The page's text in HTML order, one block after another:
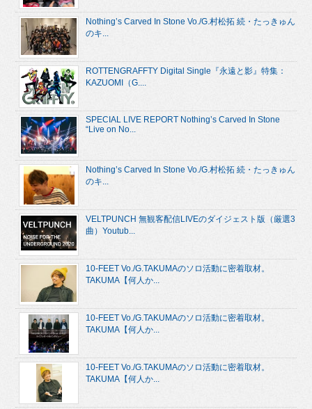
Nothing’s Carved In Stone Vo./G.村松拓 続・たっきゅん
のキ...
ROTTENGRAFFTY Digital Single『永遠と影』特集：
KAZUOMI（G....
SPECIAL LIVE REPORT Nothing’s Carved In Stone
“Live on No...
Nothing’s Carved In Stone Vo./G.村松拓 続・たっきゅん
のキ...
VELTPUNCH 無観客配信LIVEのダイジェスト版（厳選3
曲）Youtub...
10-FEET Vo./G.TAKUMAのソロ活動に密着取材。
TAKUMA【何人か...
10-FEET Vo./G.TAKUMAのソロ活動に密着取材。
TAKUMA【何人か...
10-FEET Vo./G.TAKUMAのソロ活動に密着取材。
TAKUMA【何人か...